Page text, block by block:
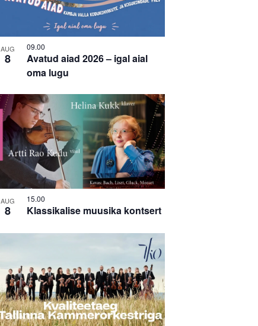
AUG
8
Avatud aiad 2026 – igal aial
oma lugu
09.00
AUG
8 Klassikalise muusika kontsert
15.00